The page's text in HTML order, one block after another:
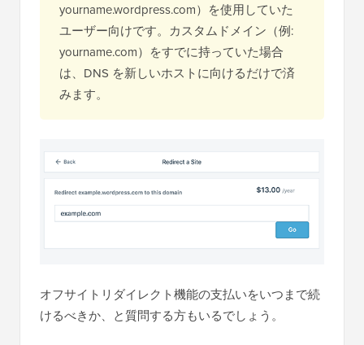
yourname.wordpress.com）を使用していた
ユーザー向けです。カスタムドメイン（例:
yourname.com）をすでに持っていた場合
は、DNS を新しいホストに向けるだけで済
みます。
オフサイトリダイレクト機能の支払いをいつまで続
けるべきか、と質問する方もいるでしょう。